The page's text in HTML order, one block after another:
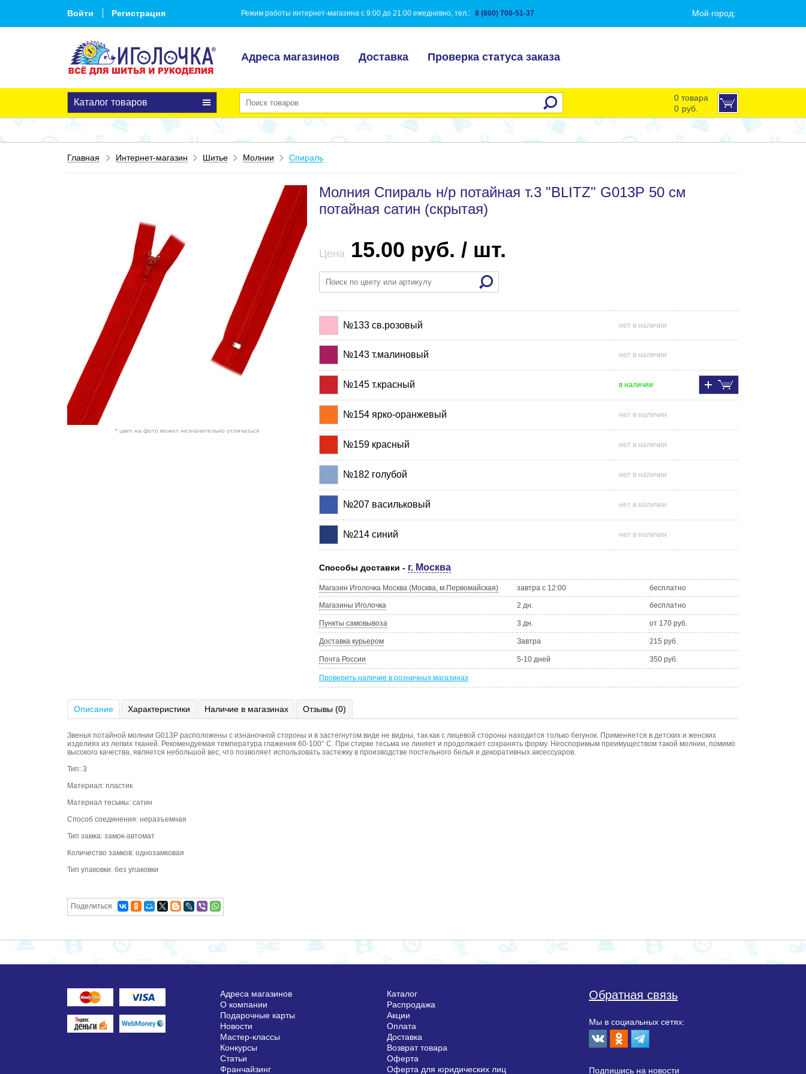
Войти Регистрация Режим работы интернет-магазина с 9:00 до 21:00 ежедневно, тел.: 8 (800) 700-51-37 Мой город:
Адреса магазинов Доставка Проверка статуса заказа
Каталог товаров
0 товара
0 руб.
Главная Интернет-магазин Шитье Молнии Спираль
* цвет на фото может незначительно отличаться
Молния Спираль н/р потайная т.3 "BLITZ" G013P 50 см
потайная сатин (скрытая)
Цена 15.00 руб. / шт.
№133 св.розовый нет в наличии
№143 т.малиновый нет в наличии
№145 т.красный в наличии
№154 ярко-оранжевый нет в наличии
№159 красный нет в наличии
№182 голубой нет в наличии
№207 васильковый нет в наличии
№214 синий нет в наличии
Способы доставки - г. Москва
Магазин Иголочка Москва (Москва, м.Первомайская) завтра с 12:00 бесплатно
Магазины Иголочка 2 дн. бесплатно
Пункты самовывоза 3 дн. от 170 руб.
Доставка курьером Завтра 215 руб.
Почта России 5-10 дней 350 руб.
Проверить наличие в розничных магазинах
Описание Характеристики Наличие в магазинах Отзывы (0)
Звенья потайной молнии G013P расположены с изнаночной стороны и в застегнутом виде не видны, так как с лицевой стороны находится только бегунок. Применяется в детских и женских
изделиях из легких тканей. Рекомендуемая температура глажения 60-100° С. При стирке тесьма не линяет и продолжает сохранять форму. Неоспоримым преимуществом такой молнии, помимо
высокого качества, является небольшой вес, что позволяет использовать застежку в производстве постельного белья и декоративных аксессуаров.
Тип: 3
Материал: пластик
Материал тесьмы: сатин
Способ соединения: неразъемная
Тип замка: замок-автомат
Количество замков: однозамковая
Тип упаковки: без упаковки
Поделиться
Адреса магазинов
О компании
Подарочные карты
Новости
Мастер-классы
Конкурсы
Статьи
Франчайзинг
Каталог
Распродажа
Акции
Оплата
Доставка
Возврат товара
Оферта
Оферта для юридических лиц
Обратная связь
Мы в социальных сетях:
Подпишиcь на новости